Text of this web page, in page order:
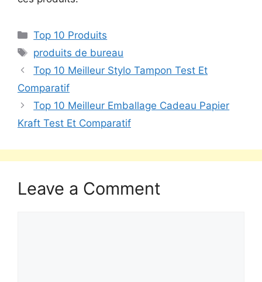
Top 10 Produits
produits de bureau
Top 10 Meilleur Stylo Tampon Test Et
Comparatif
Top 10 Meilleur Emballage Cadeau Papier
Kraft Test Et Comparatif
Leave a Comment